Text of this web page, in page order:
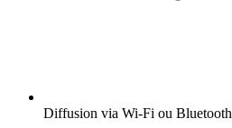
Diffusion via Wi-Fi ou Bluetooth